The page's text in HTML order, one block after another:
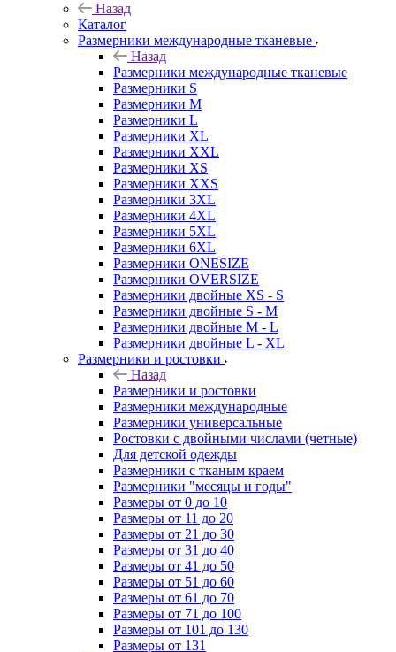
Назад
Каталог
Размерники международные тканевые
Назад
Размерники международные тканевые
Размерники S
Размерники M
Размерники L
Размерники XL
Размерники XXL
Размерники XS
Размерники XXS
Размерники 3XL
Размерники 4XL
Размерники 5XL
Размерники 6XL
Размерники ONESIZE
Размерники OVERSIZE
Размерники двойные XS - S
Размерники двойные S - M
Размерники двойные M - L
Размерники двойные L - XL
Размерники и ростовки
Назад
Размерники и ростовки
Размерники международные
Размерники универсальные
Ростовки с двойными числами (четные)
Для детской одежды
Размерники с тканым краем
Размерники "месяцы и годы"
Размеры от 0 до 10
Размеры от 11 до 20
Размеры от 21 до 30
Размеры от 31 до 40
Размеры от 41 до 50
Размеры от 51 до 60
Размеры от 61 до 70
Размеры от 71 до 100
Размеры от 101 до 130
Размеры от 131